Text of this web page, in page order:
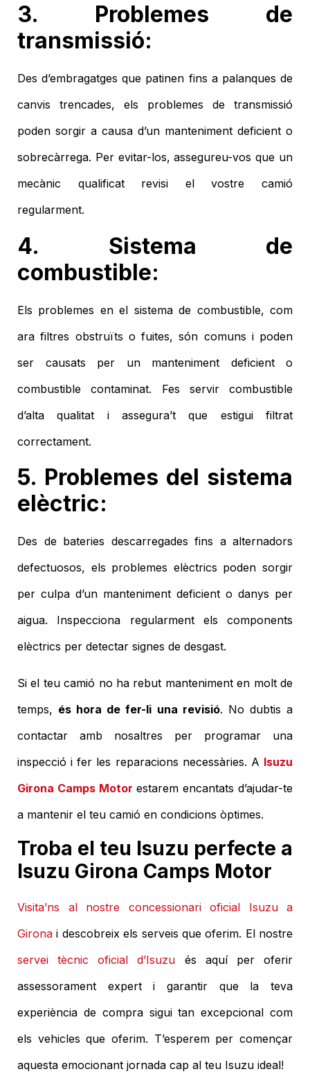
3. Problemes de
transmissió:
Des d’embragatges que patinen fins a palanques de
canvis trencades, els problemes de transmissió
poden sorgir a causa d’un manteniment deficient o
sobrecàrrega. Per evitar-los, assegureu-vos que un
mecànic qualificat revisi el vostre camió
regularment.
4. Sistema de
combustible:
Els problemes en el sistema de combustible, com
ara filtres obstruïts o fuites, són comuns i poden
ser causats per un manteniment deficient o
combustible contaminat. Fes servir combustible
d’alta qualitat i assegura’t que estigui filtrat
correctament.
5. Problemes del sistema
elèctric:
Des de bateries descarregades fins a alternadors
defectuosos, els problemes elèctrics poden sorgir
per culpa d’un manteniment deficient o danys per
aigua. Inspecciona regularment els components
elèctrics per detectar signes de desgast.
Si el teu camió no ha rebut manteniment en molt de
temps, és hora de fer-li una revisió. No dubtis a
contactar amb nosaltres per programar una
inspecció i fer les reparacions necessàries. A Isuzu
Girona Camps Motor estarem encantats d’ajudar-te
a mantenir el teu camió en condicions òptimes.
Troba el teu Isuzu perfecte a
Isuzu Girona Camps Motor
Visita’ns al nostre concessionari oficial Isuzu a
Girona i descobreix els serveis que oferim. El nostre
servei tècnic oficial d’Isuzu és aquí per oferir
assessorament expert i garantir que la teva
experiència de compra sigui tan excepcional com
els vehicles que oferim. T’esperem per començar
aquesta emocionant jornada cap al teu Isuzu ideal!